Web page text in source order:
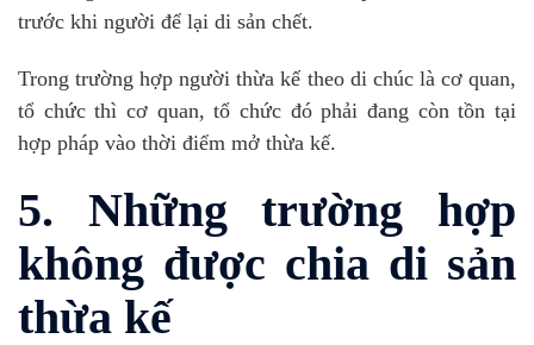
trước khi người để lại di sản chết.
Trong trường hợp người thừa kế theo di chúc là cơ quan,
tổ chức thì cơ quan, tổ chức đó phải đang còn tồn tại
hợp pháp vào thời điểm mở thừa kế.
5. Những trường hợp
không được chia di sản
thừa kế